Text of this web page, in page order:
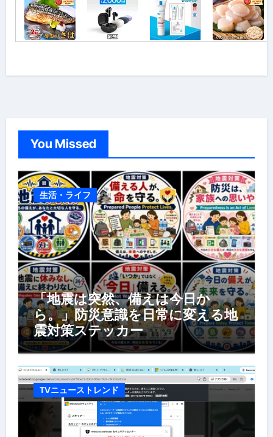
You Missed
生活・ライフ
「地震は突然、備えは今日か
ら。」防災意識を日常に変える地
震対策ステッカー
TVニューストレンド